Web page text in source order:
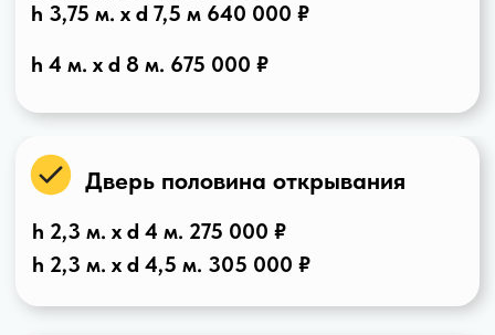
Две двери, тонированный МПК, цвет Ral 8017
Дверь стандартная 2 секции, цвет Ral 8017